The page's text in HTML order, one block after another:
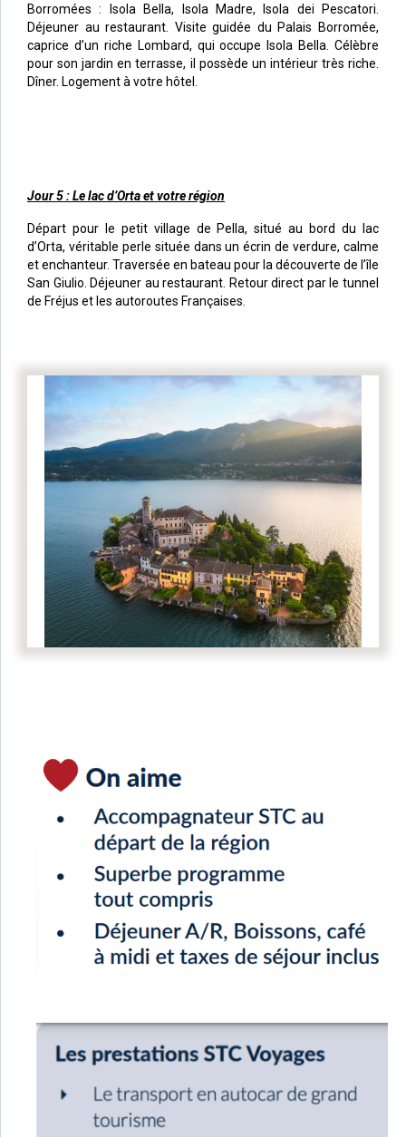
Borromées : Isola Bella, Isola Madre, Isola dei Pescatori.
Déjeuner au restaurant. Visite guidée du Palais Borromée,
caprice d’un riche Lombard, qui occupe Isola Bella. Célèbre
pour son jardin en terrasse, il possède un intérieur très riche.
Dîner. Logement à votre hôtel.
Jour 5 : Le lac d’Orta et votre région
Départ pour le petit village de Pella, situé au bord du lac
d’Orta, véritable perle située dans un écrin de verdure, calme
et enchanteur. Traversée en bateau pour la découverte de l’île
San Giulio. Déjeuner au restaurant. Retour direct par le tunnel
de Fréjus et les autoroutes Françaises.